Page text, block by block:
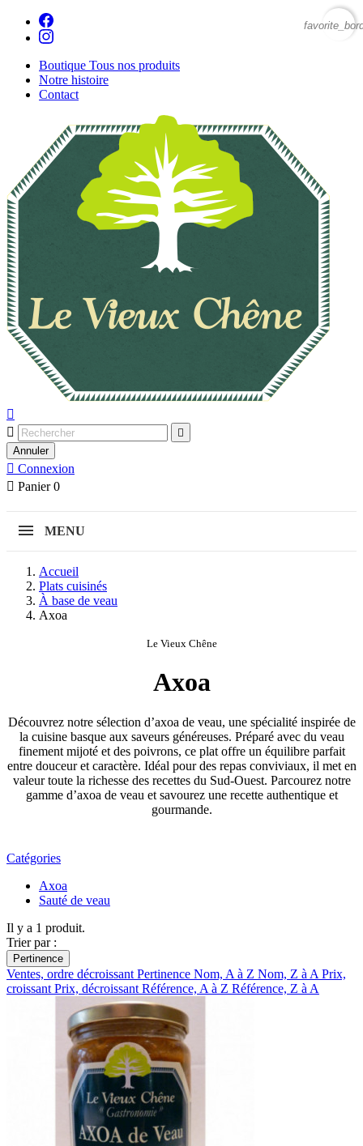
Boutique Tous nos produits
Notre histoire
Contact



Annuler
 Connexion
 Panier 0
MENU
Accueil
Plats cuisinés
À base de veau
Axoa
Le Vieux Chêne
Axoa
Découvrez notre sélection d’axoa de veau, une spécialité inspirée de
la cuisine basque aux saveurs généreuses. Préparé avec du veau
finement mijoté et des poivrons, ce plat offre un équilibre parfait
entre douceur et caractère. Idéal pour des repas conviviaux, il met en
valeur toute la richesse des recettes du Sud-Ouest. Parcourez notre
gamme d’axoa de veau et savourez une recette authentique et
gourmande.
Catégories
Axoa
Sauté de veau
Il y a 1 produit.
Trier par :
Pertinence
Ventes, ordre décroissant Pertinence Nom, A à Z Nom, Z à A Prix,
croissant Prix, décroissant Référence, A à Z Référence, Z à A